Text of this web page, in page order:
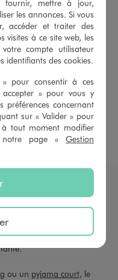
à carreaux
Pyjama chemise
blanc femme
gris femme
de nuit
Peignoirs
SATIN
simple vêtement de nuit.
il offre une
satin aide également à
la nuit, ce qui est
ou un pyjama court, le
fournir, mettre à jour,
les annonces. Si vous
accéder et traiter des
visites à ce site web, les
compte utilisateur
identifiants des cookies.
pour consentir à ces
» pour vous y
préférences concernant
sur « Valider » pour
tout moment modifier
notre page « Gestion